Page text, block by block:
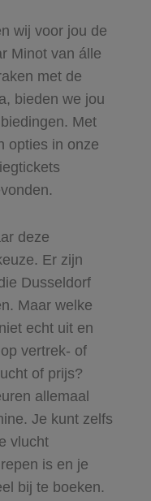
wij voor jou de
Minot van álle
met de
bieden we jou
Met
opties in onze
deze
Er zijn
Dusseldorf
Maar welke
echt uit en
vertrek- of
of prijs?
allemaal
Je kunt zelfs
vlucht
is en je
bij te boeken.